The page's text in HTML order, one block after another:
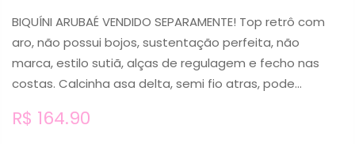
BIQUÍNI ARUBAÉ VENDIDO SEPARAMENTE! Top retrô com
aro, não possui bojos, sustentação perfeita, não
marca, estilo sutiã, alças de regulagem e fecho nas
costas. Calcinha asa delta, semi fio atras, pode...
R$ 164.90